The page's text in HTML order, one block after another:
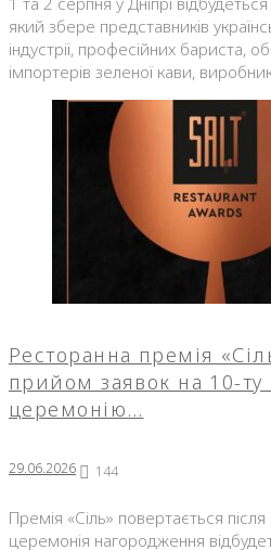
який збере представників
індустрії, професійних бариста,
імпортерів зеленої кави,
Ресторанна премія
прийом заявок на 10-ту
церемонію…
29.06.2026 144
Премія «Сіль» повертається
церемонія нагородження